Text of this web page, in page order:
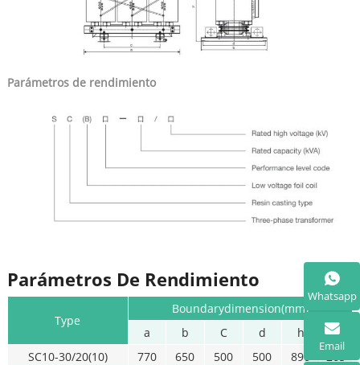
Parámetros de rendimiento
Parámetros De Rendimiento
Type
Boundarydimension(mm)
a
b C d h
j
SC10-30/20(10)
770 650 500 500 890
Whatsapp
Email